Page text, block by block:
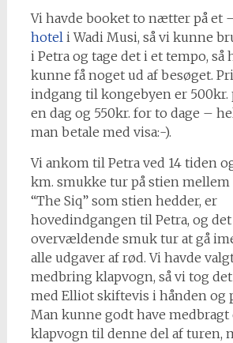
Vi havde booket to nætter på et
hoteli Wadi Musi, så vi kunne
i Petra og tage det i et tempo, så
kunne få noget ud af besøget.
indgang til kongebyen er
en dag og 550kr. for to dage –
man betale med visa:-).
Vi ankom til Petra ved 14 tiden
km. smukke tur på stien
“The Siq” som stien hedder, er
hovedindgangen til Petra, og
overvældende smuk tur at gå
alle udgaver af rød. Vi havde
medbring klapvogn, så vi tog
med Elliot skiftevis i hånden og
Man kunne godt have medbragt
klapvogn til denne del af turen,